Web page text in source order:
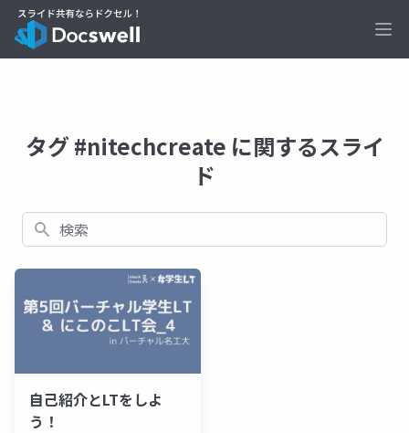
タグ #nitechcreate に関するスライ
ド
検索
自己紹介とLTをしよ
う！